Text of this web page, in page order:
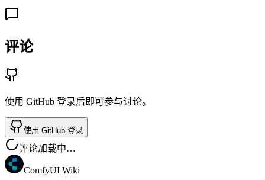
评论
使用 GitHub 登录后即可参与讨论。
使用 GitHub 登录
评论加载中…
ComfyUI Wiki